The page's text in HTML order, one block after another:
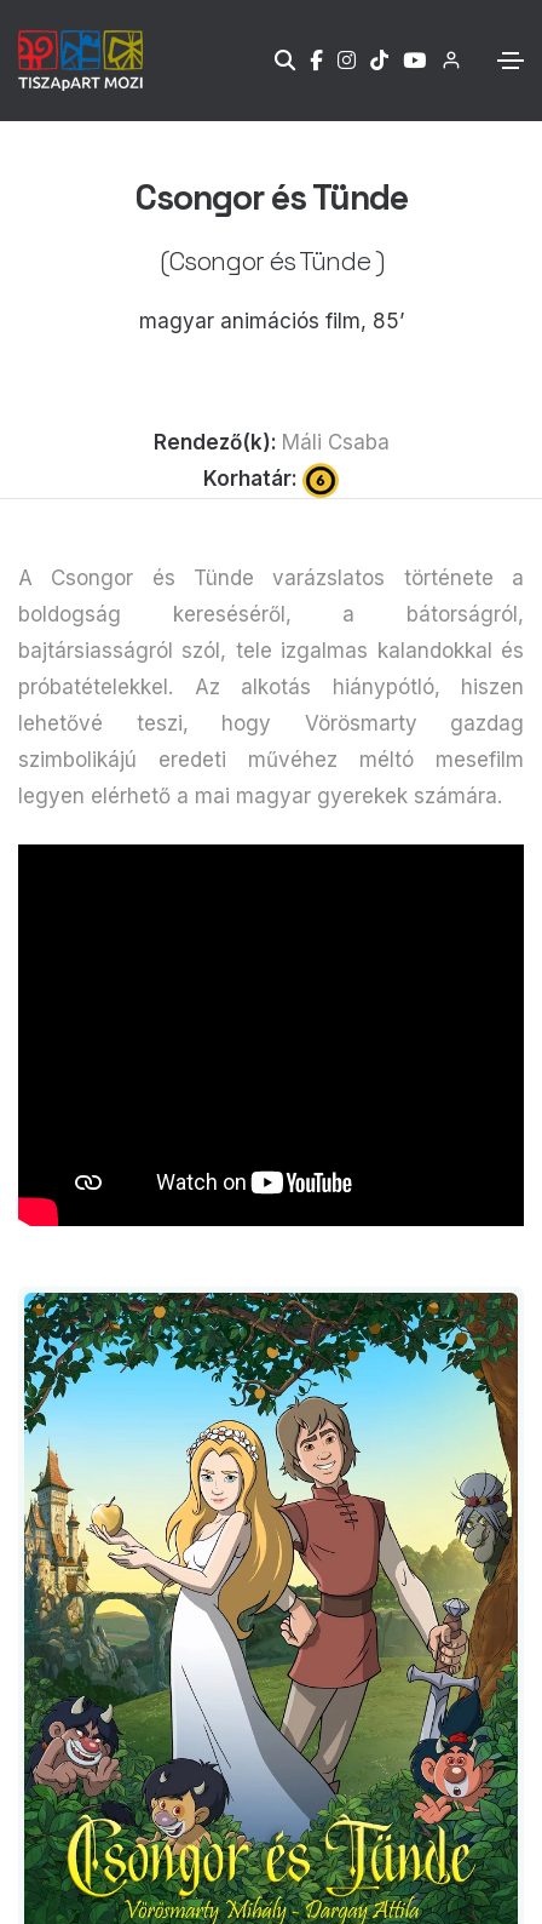
Csongor és Tünde
(Csongor és Tünde )
magyar animációs film, 85’
Rendező(k): Máli Csaba
Korhatár:
A Csongor és Tünde varázslatos története a
boldogság kereséséről, a bátorságról,
bajtársiasságról szól, tele izgalmas kalandokkal és
próbatételekkel. Az alkotás hiánypótló, hiszen
lehetővé teszi, hogy Vörösmarty gazdag
szimbolikájú eredeti művéhez méltó mesefilm
legyen elérhető a mai magyar gyerekek számára.